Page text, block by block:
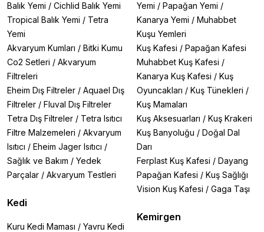
Balık Yemi / Cichlid Balık Yemi
Tropical Balık Yemi / Tetra
Yemi
Akvaryum Kumları / Bitki Kumu
Co2 Setleri / Akvaryum
Filtreleri
Eheim Dış Filtreler / Aquael Dış
Filtreler / Fluval Dış Filtreler
Tetra Dış Filtreler / Tetra Isıtıcı
Filtre Malzemeleri / Akvaryum
Isıtıcı / Eheim Jager Isıtıcı /
Sağlık ve Bakım / Yedek
Parçalar / Akvaryum Testleri
Kedi
Kuru Kedi Maması / Yavru Kedi
Yemi / Papağan Yemi /
Kanarya Yemi / Muhabbet
Kuşu Yemleri
Kuş Kafesi / Papağan Kafesi
Muhabbet Kuş Kafesi /
Kanarya Kuş Kafesi / Kuş
Oyuncakları / Kuş Tünekleri /
Kuş Mamaları
Kuş Aksesuarları / Kuş Krakeri
Kuş Banyoluğu / Doğal Dal
Darı
Ferplast Kuş Kafesi / Dayang
Papağan Kafesi / Kuş Sağlığı
Vision Kuş Kafesi / Gaga Taşı
Kemirgen